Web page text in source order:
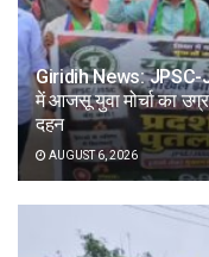
Giridih News: JPSC-
में आजसू युवा मोर्चा का
दहन
AUGUST 6, 2026